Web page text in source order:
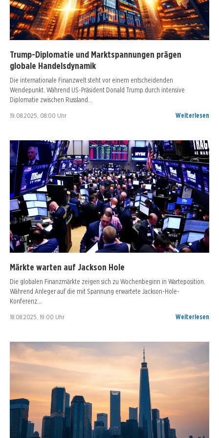
Trump-Diplomatie und Marktspannungen prägen
globale Handelsdynamik
Die internationale Finanzwelt steht vor einem entscheidenden
Wendepunkt. Während US-Präsident Donald Trump durch intensive
Diplomatie zwischen Russland…
19.08.2025, 08:00 Uhr Weiterlesen
Märkte warten auf Jackson Hole
Die globalen Finanzmärkte zeigen sich zu Wochenbeginn in Warteposition.
Während Anleger auf die mit Spannung erwartete Jackson-Hole-
Konferenz…
18.08.2025, 19:00 Uhr Weiterlesen